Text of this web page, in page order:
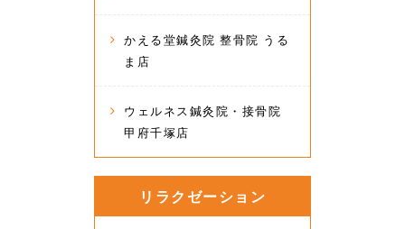
かえる堂鍼灸院 整骨院 うる
ま店
ウェルネス鍼灸院・接骨院
甲府千塚店
リラクゼーション